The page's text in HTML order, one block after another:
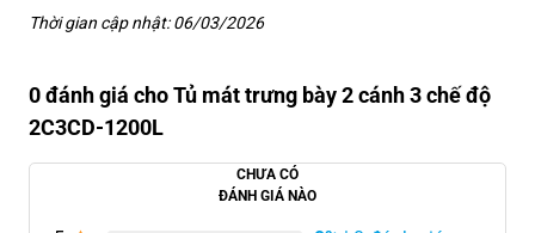
Thời gian cập nhật: 06/03/2026
0 đánh giá cho Tủ mát trưng bày 2 cánh 3 chế độ
2C3CD-1200L
CHƯA CÓ
ĐÁNH GIÁ NÀO